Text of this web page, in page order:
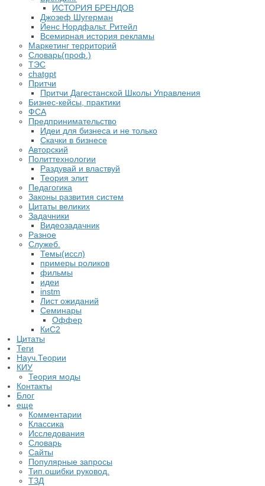
ИСТОРИЯ БРЕНДОВ
Джозеф Шугерман
​Йенс Нордфальт. Ритейл
Всемирная история рекламы
Маркетинг территорий
Словарь(проф.)
ТЭС
chatgpt
Притчи
Притчи Дагестанской Школы Управления
Бизнес-кейсы, практики
ФСА
Предпринимательство
Идеи для бизнеса и не только
Скачки в бизнесе
Авторский
Политтехнологии
Раздувай и властвуй
Теория элит
​Педагогика
Законы развития систем
Цитаты великих
Задачники
Видеозадачник
Разное
Служеб.
Темы(иссл)
примеры роликов
фильмы
идеи
instm
Лист ожиданий
Семинары
Оффер
КиС2
Цитаты
Теги
Науч.Теории
КИУ
Теория моды
Контакты
Блог
еще
Комментарии
Классика
Исследования
Словарь
Сайты
Популярные запросы
Тип.ошибки руковод.
ТЗД